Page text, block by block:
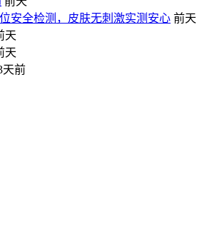
安全检测，皮肤无刺激实测安心 前天
天
天
天前